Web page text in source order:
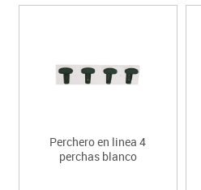
Perchero en linea 4
perchas blanco